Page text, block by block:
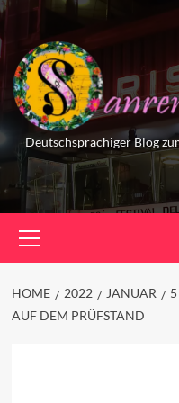
Skip
to
content
Deutschsprachiger Blog
Menu
HOME 2022 JANUAR 5
AUF DEM PRÜFSTAND